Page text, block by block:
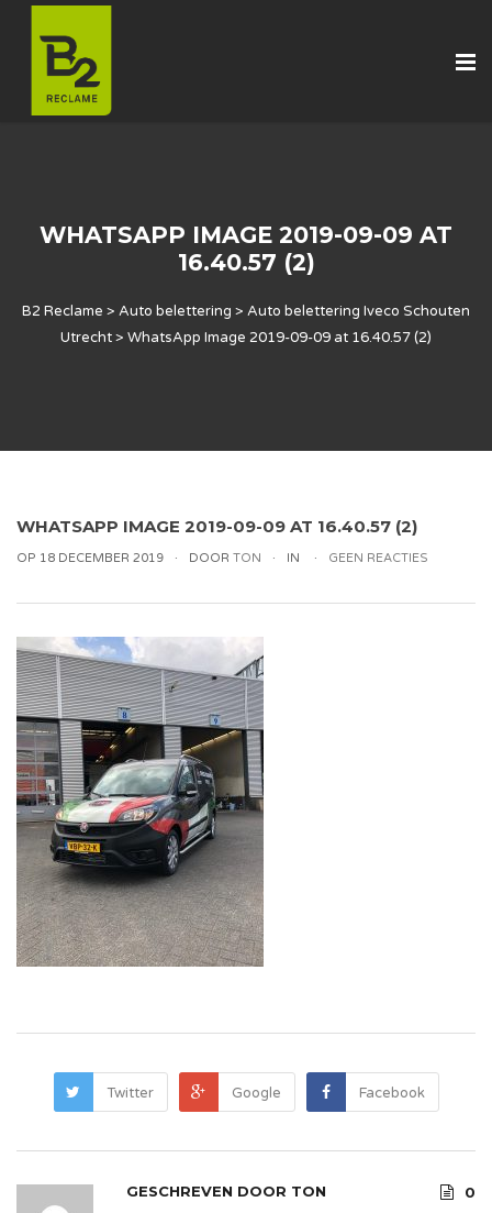
WHATSAPP IMAGE 2019-09-09 AT
16.40.57 (2)
B2 Reclame > Auto belettering > Auto belettering Iveco Schouten
Utrecht> WhatsApp Image 2019-09-09 at 16.40.57 (2)
WHATSAPP IMAGE 2019-09-09 AT 16.40.57 (2)
OP 18 DECEMBER 2019 DOOR TON IN GEEN REACTIES
Twitter Google Facebook
GESCHREVEN DOOR TON
0